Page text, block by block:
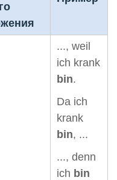
..., weil
ich krank
bin.
Da ich
krank
bin, ...
..., denn
ich bin